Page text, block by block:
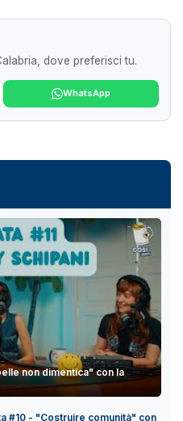
dove preferisci tu.
WhatsApp
non dimentica" con la
#10 - "Costruire comunità" con